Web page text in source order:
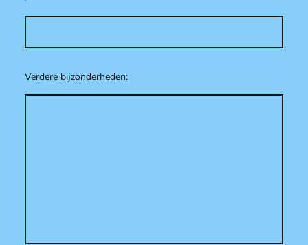
Verdere bijzonderheden: